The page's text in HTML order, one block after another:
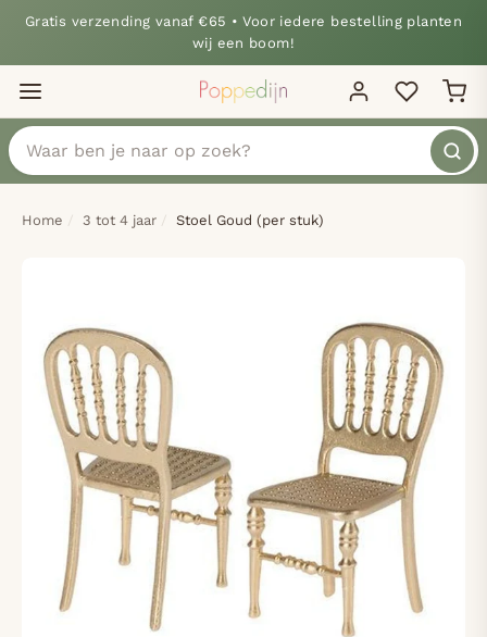
Gratis verzending vanaf €65 • Voor iedere bestelling planten
wij een boom!
Home 3 tot 4 jaar Stoel Goud (per stuk)